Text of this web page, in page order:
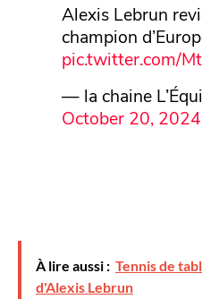
Alexis Lebrun
champion
pic.twitter.com/
— la chaine
October 20, 2024
À lire aussi : Tennis de
d'Alexis Lebrun